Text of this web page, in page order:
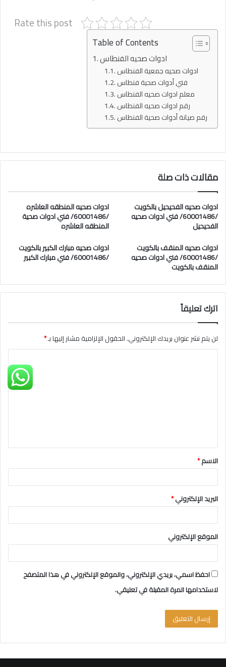
Rate this post
Table of Contents
ادوات صحيه الفنطاس
ادوات صحيه جمعية الفنطاس
معلم ادوات صحيه الفنطاس
رقم ادوات صحيه الفنطاس
رقم صيانة أدوات صحية الفنطاس
مقالات ذات صلة
ادوات صحيه الفحيحيل بالكويت
/60001486/ فني ادوات صحيه
الفحيحيل
ادوات صحيه المنطقه العاشره
/60001486/ فني ادوات صحية
المنطقه العاشره
ادوات صحيه المنقف بالكويت
/60001486/ فني ادوات صحيه
المنقف بالكويت
ادوات صحيه مبارك الكبير بالكويت
/60001486/ فني مبارك الكبير
اترك تعليقاً
لن يتم نشر عنوان بريدك الإلكتروني.الحقول الإلزامية مشار إليها بـ*
ق
*
الاسم*
البريد الإلكتروني*
الموقع الإلكتروني
احفظ اسمي، بريدي الإلكتروني، والموقع الإلكتروني في هذا المتصفح
لاستخدامها المرة المقبلة في تعليقي.